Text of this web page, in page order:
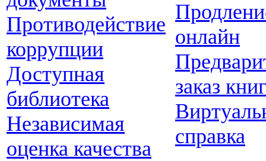
Противодействие
коррупции
Доступная
библиотека
Независимая
оценка качества
онлайн
заказ
справка